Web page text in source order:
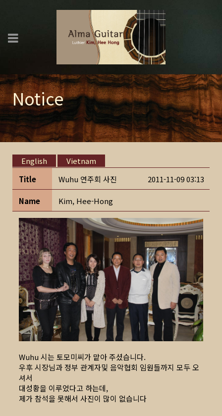
Notice
English
Vietnam
Title
Wuhu 연주회 사진 2011-11-09 03:13
Name Kim, Hee-Hong
Wuhu 시는 토모미씨가 맡아 주셨습니다.
우후 시장님과 정부 관계자및 음악협회 임원들까지 모두 오
셔서
대성황을 이루었다고 하는데,
제가 참석을 못해서 사진이 많이 없습니다